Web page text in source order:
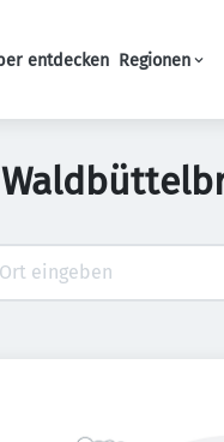
entdecken Regionen